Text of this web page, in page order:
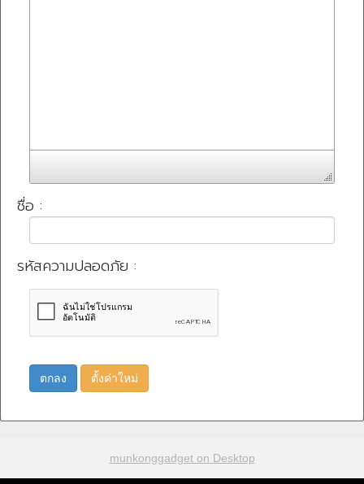
ชื่อ :
รหัสความปลอดภัย :
ตกลง ตั้งค่าใหม่
munkonggadget on Desktop